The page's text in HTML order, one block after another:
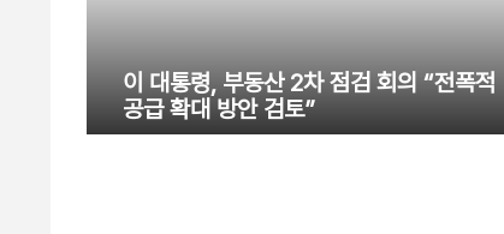
이 대통령, 부동산 2차 점검 회의 “전폭적
공급 확대 방안 검토”